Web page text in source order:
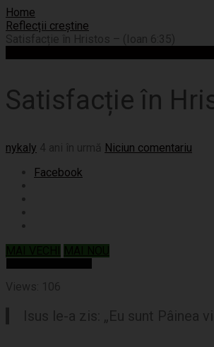
Home
Reflecții creștine
Satisfacție în Hristos – (Ioan 6:35)
Satisfacție în
nykaly 4 ani în urmă Niciun comentariu
Facebook
Views: 106
Isus le-a zis: „Eu sunt Pâinea